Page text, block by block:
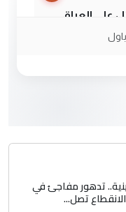
على العراق
في العتبات
فيه
يكون بعد
مستشفى الكرخ
تدهور مفاجئ في
تصل...